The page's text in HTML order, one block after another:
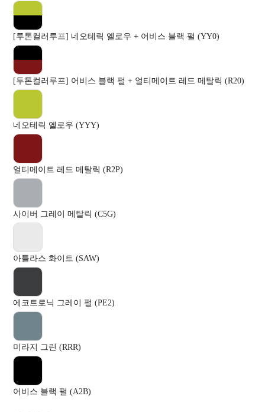
[투톤컬러루프] 네오테릭 옐로우 + 어비스 블랙 펄 (YY0)
[투톤컬러루프] 어비스 블랙 펄 + 얼티메이트 레드 메탈릭 (R20)
네오테릭 옐로우 (YYY)
얼티메이트 레드 메탈릭 (R2P)
사이버 그레이 메탈릭 (C5G)
아틀라스 화이트 (SAW)
에코트로닉 그레이 펄 (PE2)
미라지 그린 (RRR)
어비스 블랙 펄 (A2B)